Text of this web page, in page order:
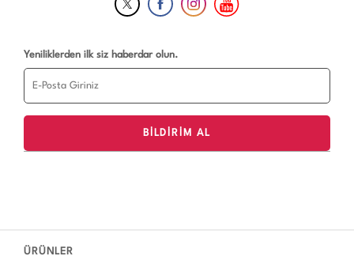
Yeniliklerden ilk siz haberdar olun.
ÜRÜNLER